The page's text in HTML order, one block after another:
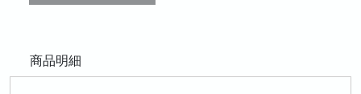
商品明細